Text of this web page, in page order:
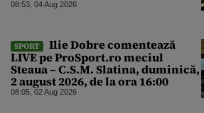
08:53, 04 Aug 2026
SPORT
Ilie Dobre comentează
LIVE pe ProSport.ro meciul
Steaua – C.S.M. Slatina, duminică,
2 august 2026, de la ora 16:00
08:05, 02 Aug 2026